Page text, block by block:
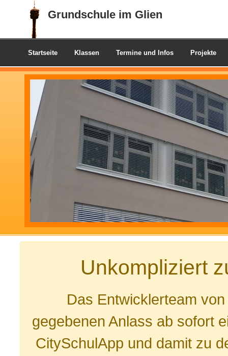
Grundschule im Glien
Startseite Klassen Termine und Infos Projekte
Unkompliziert
Das Entwicklerteam
gegebenen Anlass ab sofort
CitySchulApp und damit zu